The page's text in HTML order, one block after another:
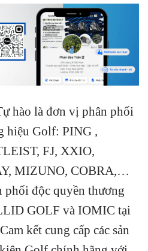
hào là đơn vị phân phối
hiệu Golf: PING ,
FJ, XXIO,
MIZUNO, COBRA,…
phối độc quyền thương
GOLF và IOMIC tại
kết cung cấp các sản